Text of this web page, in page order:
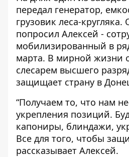
передал генератор,
грузовик леса-
попросил Алексей -
мобилизированный в
марта. В мирной жизни
слесарем высшего
защищает страну в
“Получаем то, что нам
укрепления позиций.
капониры, блиндажи,
Все для того, чтобы
рассказывает Алексей.